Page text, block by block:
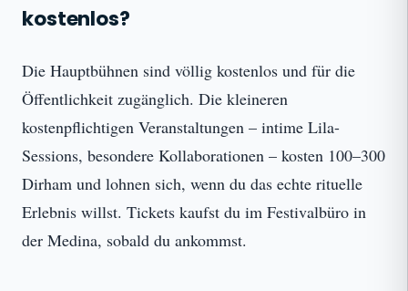
kostenlos?
Die Hauptbühnen sind völlig kostenlos und für die
Öffentlichkeit zugänglich. Die kleineren
kostenpflichtigen Veranstaltungen – intime Lila-
Sessions, besondere Kollaborationen – kosten 100–300
Dirham und lohnen sich, wenn du das echte rituelle
Erlebnis willst. Tickets kaufst du im Festivalbüro in
der Medina, sobald du ankommst.